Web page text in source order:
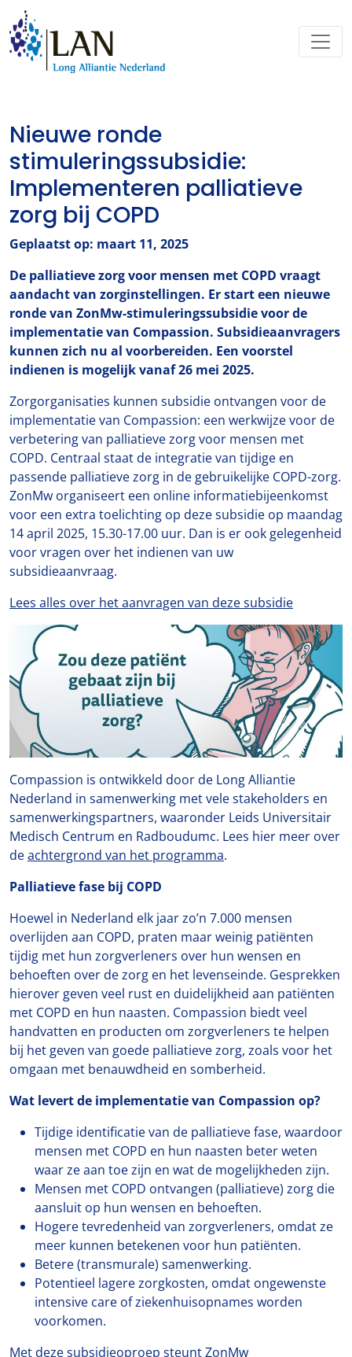
Nieuwe ronde
stimuleringssubsidie:
Implementeren palliatieve
zorg bij COPD
Geplaatst op: maart 11, 2025
De palliatieve zorg voor mensen met COPD vraagt
aandacht van zorginstellingen. Er start een nieuwe
ronde van ZonMw-stimuleringssubsidie voor de
implementatie van Compassion. Subsidieaanvragers
kunnen zich nu al voorbereiden. Een voorstel
indienen is mogelijk vanaf 26 mei 2025.
Zorgorganisaties kunnen subsidie ontvangen voor de
implementatie van Compassion: een werkwijze voor de
verbetering van palliatieve zorg voor mensen met
COPD. Centraal staat de integratie van tijdige en
passende palliatieve zorg in de gebruikelijke COPD-zorg.
ZonMw organiseert een online informatiebijeenkomst
voor een extra toelichting op deze subsidie op maandag
14 april 2025, 15.30-17.00 uur. Dan is er ook gelegenheid
voor vragen over het indienen van uw
subsidieaanvraag.
Lees alles over hetaanvragen van deze subsidie
Compassion is ontwikkeld door de Long Alliantie
Nederland in samenwerking met vele stakeholders en
samenwerkingspartners, waaronder Leids Universitair
Medisch Centrum en Radboudumc. Lees hier meer over
deachtergrond van het programma.
Palliatieve fase bij COPD
Hoewel in Nederland elk jaar zo’n 7.000 mensen
overlijden aan COPD, praten maar weinig patiënten
tijdig met hun zorgverleners over hun wensen en
behoeften over de zorg en het levenseinde. Gesprekken
hierover geven veel rust en duidelijkheid aan patiënten
met COPD en hun naasten. Compassion biedt veel
handvatten en producten om zorgverleners te helpen
bij het geven van goede palliatieve zorg, zoals voor het
omgaan met benauwdheid en somberheid.
Wat levert de implementatie van Compassion op?
Tijdige identificatie van de palliatieve fase, waardoor
mensen met COPD en hun naasten beter weten
waar ze aan toe zijn en wat de mogelijkheden zijn.
Mensen met COPD ontvangen (palliatieve) zorg die
aansluit op hun wensen en behoeften.
Hogere tevredenheid van zorgverleners, omdat ze
meer kunnen betekenen voor hun patiënten.
Betere (transmurale) samenwerking.
Potentieel lagere zorgkosten, omdat ongewenste
intensive care of ziekenhuisopnames worden
voorkomen.
Met deze subsidieoproep steunt ZonMw